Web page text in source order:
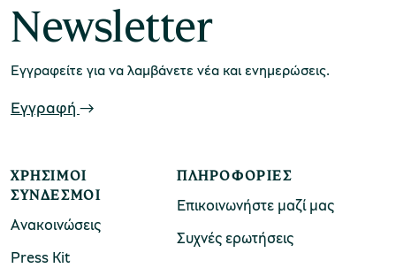
Newsletter
Εγγραφείτε για να λαμβάνετε νέα και ενημερώσεις.
Εγγραφή
ΧΡΉΣΙΜΟΙ
ΣΎΝΔΕΣΜΟΙ
Ανακοινώσεις
Press Kit
ΠΛΗΡΟΦΟΡΊΕΣ
Επικοινωνήστε μαζί μας
Συχνές ερωτήσεις